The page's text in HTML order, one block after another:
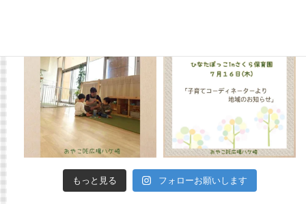
もっと見る フォローお願いします